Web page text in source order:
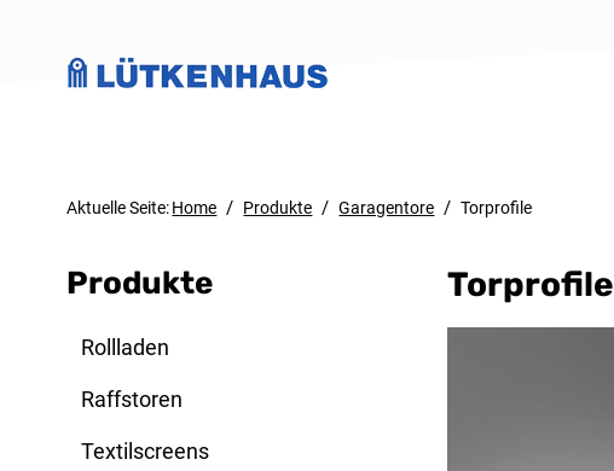
Aktuelle Seite:Home / Produkte / Garagentore / Torprofile
Produkte
Rollladen
Raffstoren
Textilscreens
Torprofile